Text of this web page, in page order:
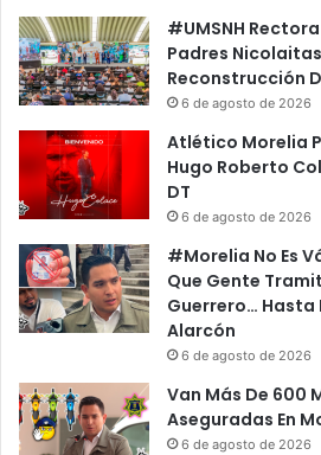
#UMSNH
Padres
Reconstrucción
6 de agosto de 2026
Atlético Morelia
Hugo Roberto
DT
6 de agosto de 2026
#Morelia No Es
Que Gente
Guerrero… Hasta
Alarcón
6 de agosto de 2026
Van Más De 600
Aseguradas En
6 de agosto de 2026